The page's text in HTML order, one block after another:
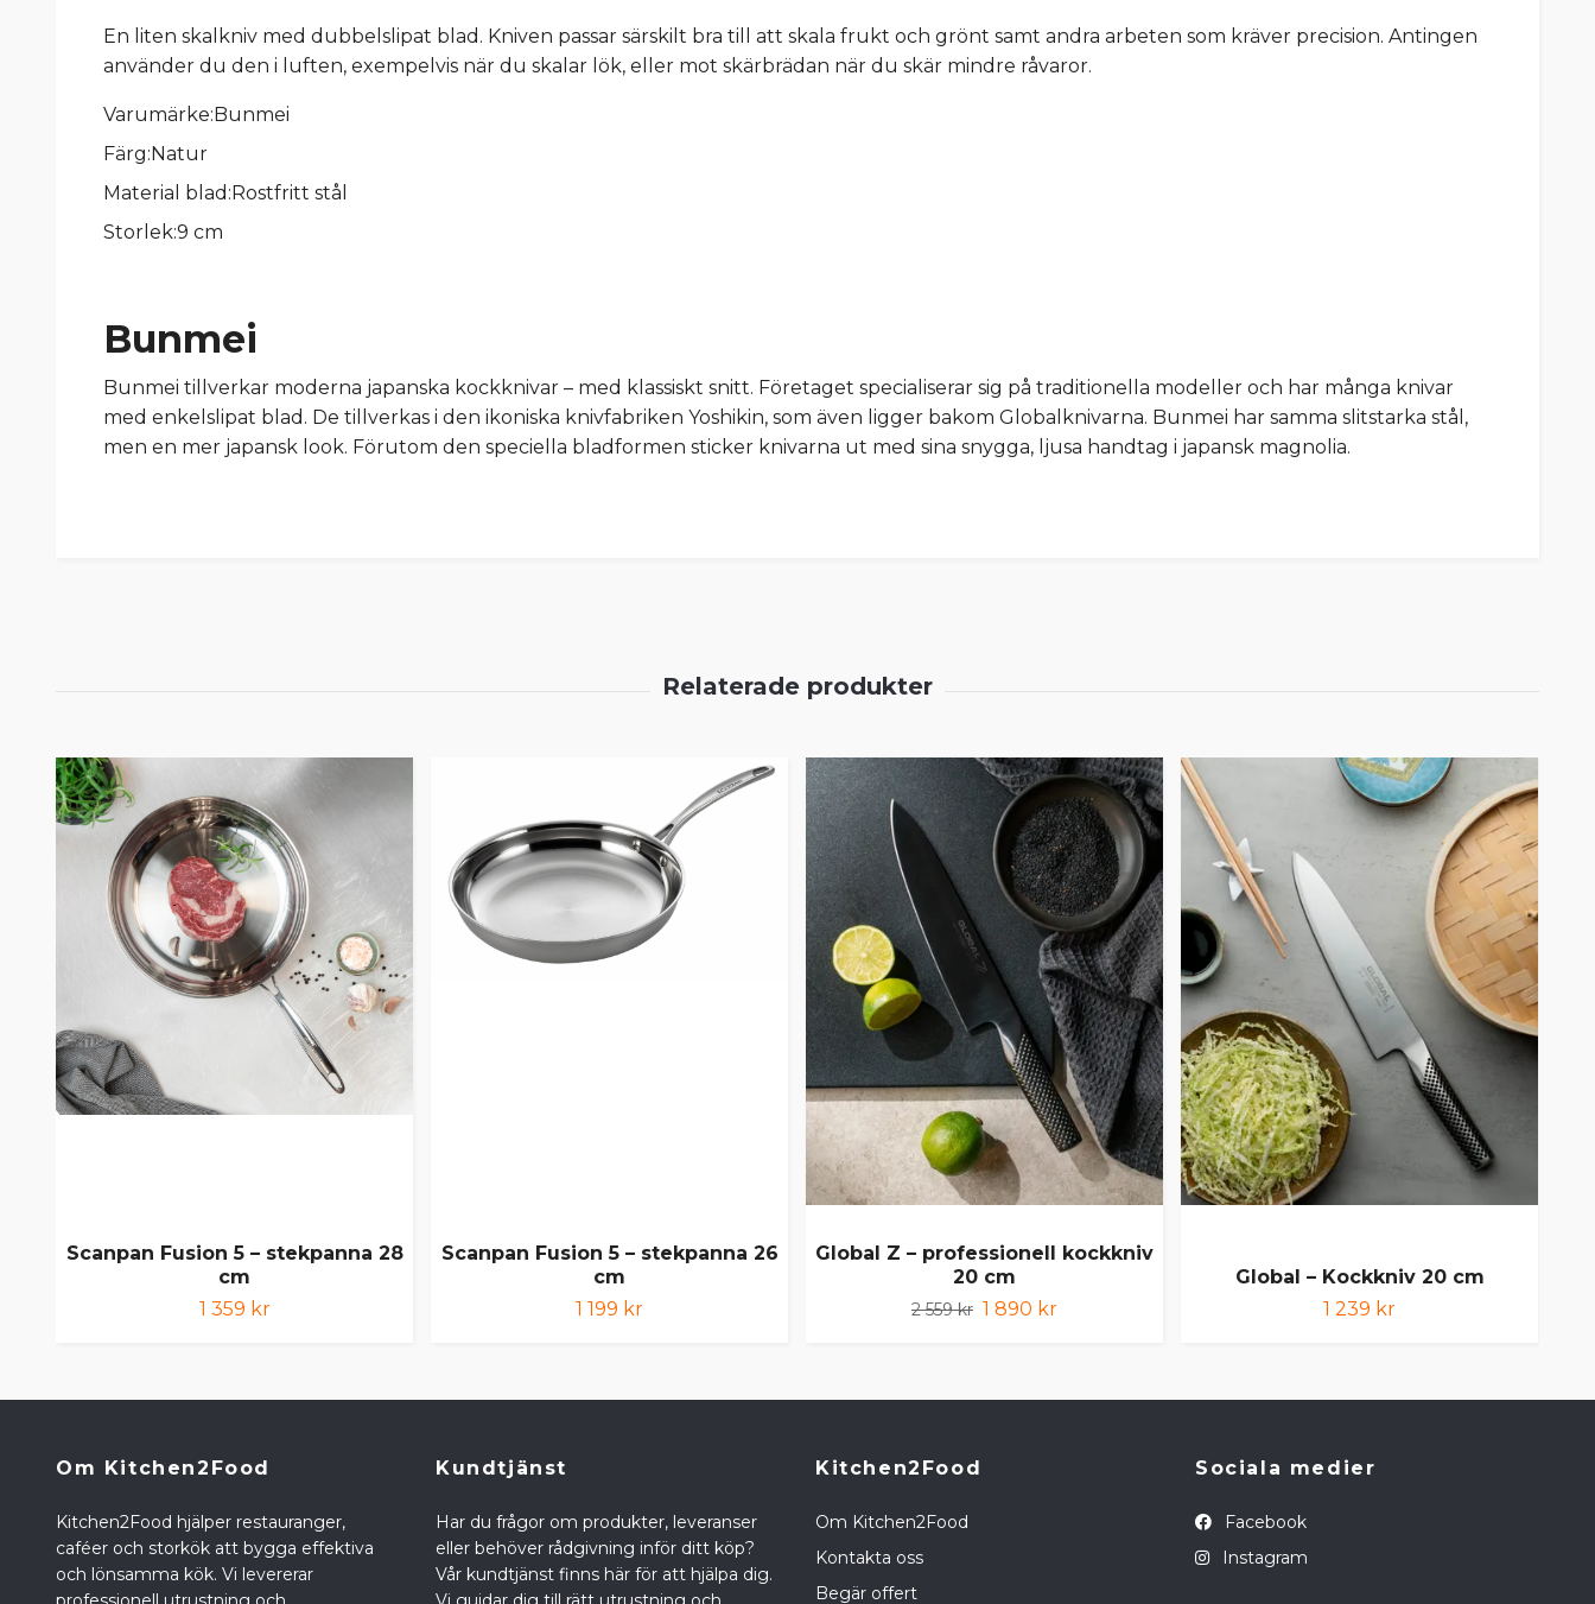
En liten skalkniv med dubbelslipat blad. Kniven passar särskilt bra till att skala frukt och grönt samt andra arbeten som kräver precision. Antingen
använder du den i luften, exempelvis när du skalar lök, eller mot skärbrädan när du skär mindre råvaror.
Varumärke:Bunmei
Färg:Natur
Material blad:Rostfritt stål
Storlek:9 cm
Bunmei
Bunmei tillverkar moderna japanska kockknivar – med klassiskt snitt. Företaget specialiserar sig på traditionella modeller och har många knivar
med enkelslipat blad. De tillverkas i den ikoniska knivfabriken Yoshikin, som även ligger bakom Globalknivarna. Bunmei har samma slitstarka stål,
men en mer japansk look. Förutom den speciella bladformen sticker knivarna ut med sina snygga, ljusa handtag i japansk magnolia.
Scanpan Fusion 5 – stekpanna 28
cm
1 359 kr
Scanpan Fusion 5 – stekpanna 26
cm
1 199 kr
Global Z – professionell kockkniv
20 cm
2 559 kr 1 890 kr
Global – Kockkniv 20 cm
1 239 kr
Om Kitchen2Food
Kitchen2Food hjälper restauranger,
caféer och storkök att bygga effektiva
och lönsamma kök. Vi levererar
Kundtjänst
Har du frågor om produkter, leveranser
eller behöver rådgivning inför ditt köp?
Vår kundtjänst finns här för att hjälpa dig.
Kitchen2Food
Om Kitchen2Food
Kontakta oss
Begär offert
Sociala medier
Facebook
Instagram